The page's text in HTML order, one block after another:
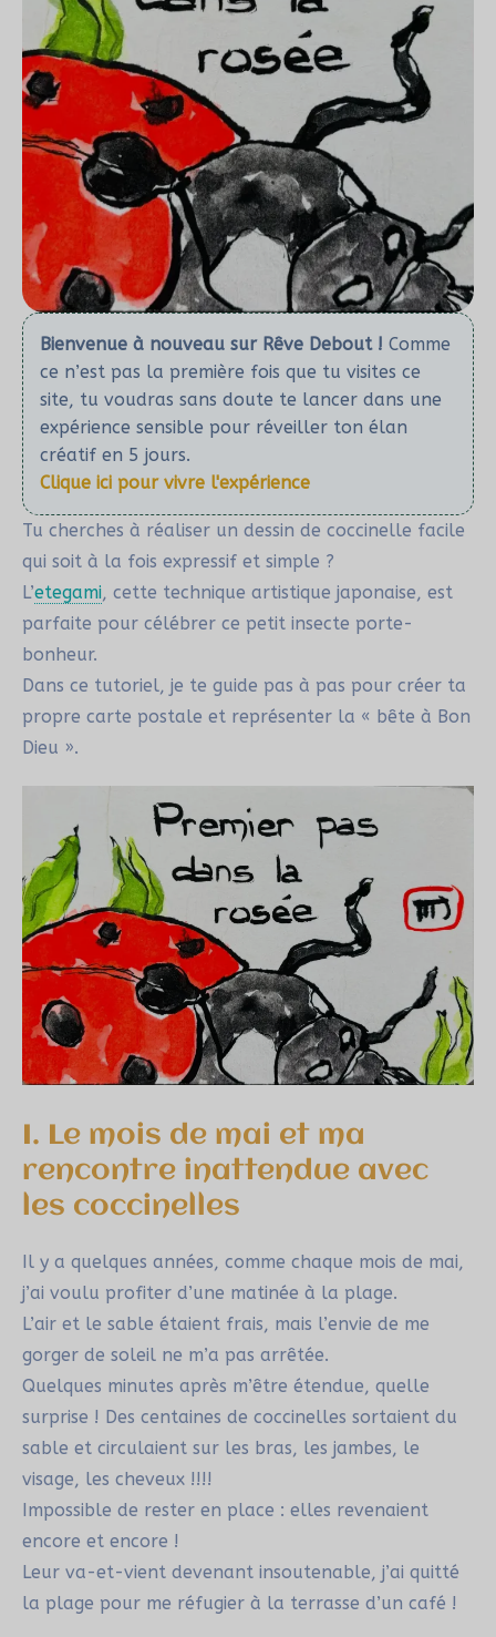
Bienvenue à nouveau sur Rêve Debout ! Comme
ce n’est pas la première fois que tu visites ce
site, tu voudras sans doute te lancer dans une
expérience sensible pour réveiller ton élan
créatif en 5 jours.
Clique ici pour vivre l'expérience
Tu cherches à réaliser un dessin de coccinelle facile
qui soit à la fois expressif et simple ?
L’etegami, cette technique artistique japonaise, est
parfaite pour célébrer ce petit insecte porte-
bonheur.
Dans ce tutoriel, je te guide pas à pas pour créer ta
propre carte postale et représenter la « bête à Bon
Dieu ».
I. Le mois de mai et ma
rencontre inattendue avec
les coccinelles
Il y a quelques années, comme chaque mois de mai,
j’ai voulu profiter d’une matinée à la plage.
L’air et le sable étaient frais, mais l’envie de me
gorger de soleil ne m’a pas arrêtée.
Quelques minutes après m’être étendue, quelle
surprise ! Des centaines de coccinelles sortaient du
sable et circulaient sur les bras, les jambes, le
visage, les cheveux !!!!
Impossible de rester en place : elles revenaient
encore et encore !
Leur va-et-vient devenant insoutenable, j’ai quitté
la plage pour me réfugier à la terrasse d’un café !